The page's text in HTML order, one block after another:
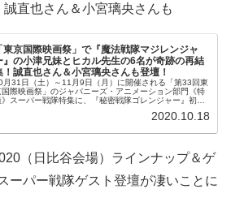
直也さん＆小宮璃央さんも
「東京国際映画祭」で『魔法戦隊マジレンジャ
』の小津兄妹とヒカル先生の6名が奇跡の再結
！誠直也さん＆小宮璃央さんも登壇！
月31日（土）～11月9日（月）に開催される「第33回東
国際映画祭」のジャパニーズ・アニメーション部門《特
》スーパー戦隊特集に、『秘密戦隊ゴレンジャー』初代
2020.10.18
（日比谷会場）ラインナップ＆ゲ
ーパー戦隊ゲスト登壇が凄いことに